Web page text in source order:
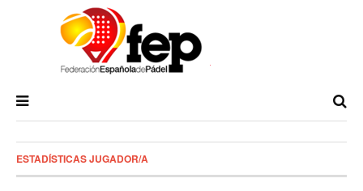
ESTADÍSTICAS JUGADOR/A